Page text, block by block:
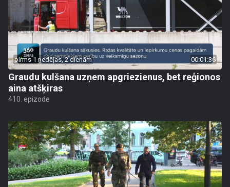
pirms 1 nedēļas, 2 dienām 00:01:36
Graudu kulšana uzņem apgriezienus, bet reģionos
aina atšķiras
410. epizode